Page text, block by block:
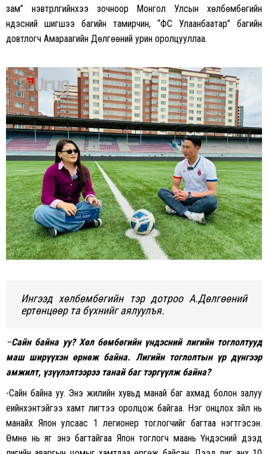
зам” нэвтрүүлгийнхээ зочноор Монгол Улсын хөлбөмбөгийн
үндэсний шигшээ багийн тамирчин, “ФС Улаанбаатар” багийн
довтлогч Амараагийн Дөлгөөний урин оролцууллаа.
Ингээд хөлбөмбөгийн тэр дотроо А.Дөлгөөний
ертөнцөөр та бүхнийг аялуулъя.
–Сайн байна уу? Хөл бөмбөгийн үндэсний лигийн тоглолтууд
маш ширүүхэн өрнөж байна. Лигийн тоглолтын үр дүнгээр
амжилт, үзүүлэлтээрээ танай баг тэргүүлж байна?
-Сайн байна уу. Энэ жилийн хувьд манай баг ахмад болон залуу
үеийнхэнтэйгээ хамт лигтээ оролцож байгаа. Нэг онцлох зүйл нь
манайх Япон улсаас 1 легионер тоглогчийг багтаа нэгтгэсэн.
Өмнө нь яг энэ багтайгаа Япон тоглогч маань Үндэсний дээд